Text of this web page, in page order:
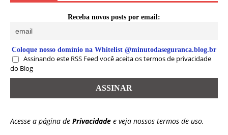
Receba novos posts por email:
Coloque nosso domínio na Whitelist @minutodaseguranca.blog.br
Assinando este RSS Feed você aceita os termos de privacidade
do Blog
Acesse a página de Privacidade e veja nossos termos de uso.